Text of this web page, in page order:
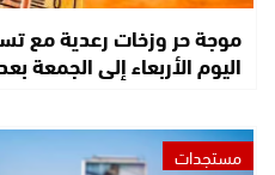
موجة حر وزخات رعدية مع
اليوم الأربعاء إلى
مستجدات